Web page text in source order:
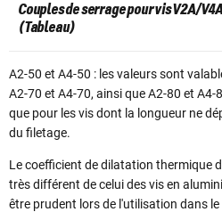
Couples de serrage pour vis V2A/
(Tableau)
A2-50 et A4-50 : les valeurs sont
A2-70 et A4-70, ainsi que A2-80 et
que pour les vis dont la longueur ne
du filetage.
Le coefficient de dilatation thermique
très différent de celui des vis en
être prudent lors de l'utilisation dans